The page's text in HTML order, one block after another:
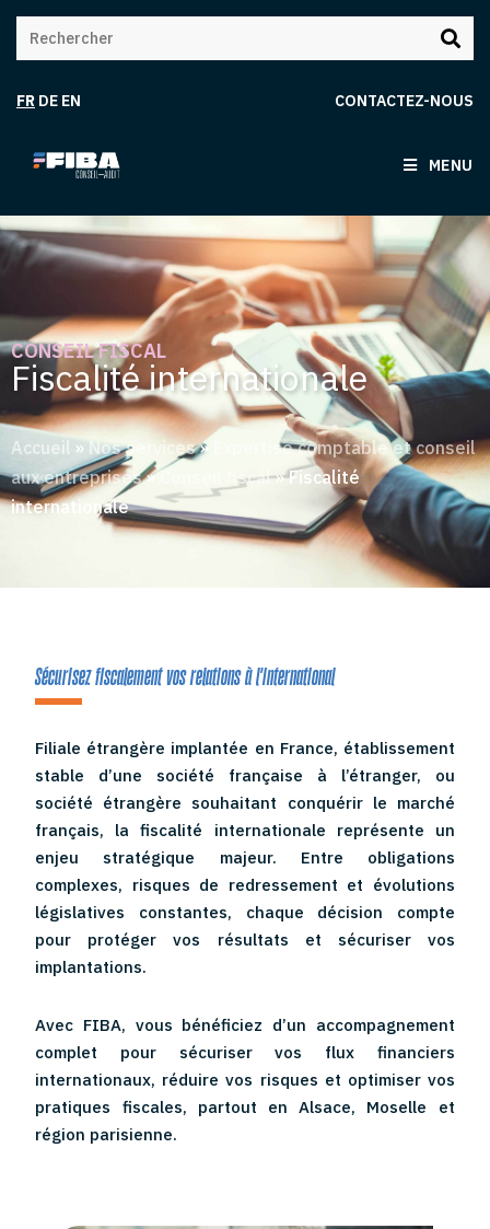
FR DE EN CONTACTEZ-NOUS
MENU
CONSEIL FISCAL
Fiscalité internationale
Accueil » Nos services»
Expertise comptable et conseil
aux entreprises»Conseil fiscal»Fiscalité
internationale
Sécurisez fiscalement vos relations à l'international
Filiale étrangère implantée en France, établissement
stable d’une société française à l’étranger, ou
société étrangère souhaitant conquérir le marché
français, la fiscalité internationale représente un
enjeu stratégique majeur. Entre obligations
complexes, risques de redressement et évolutions
législatives constantes, chaque décision compte
pour protéger vos résultats et sécuriser vos
implantations.
Avec FIBA, vous bénéficiez d’un accompagnement
complet pour sécuriser vos flux financiers
internationaux, réduire vos risques et optimiser vos
pratiques fiscales, partout en Alsace, Moselle et
région parisienne.